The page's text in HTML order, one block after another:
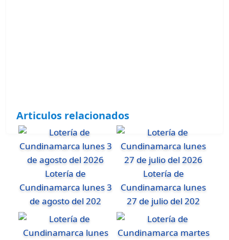
Articulos relacionados
Lotería de
Cundinamarca lunes 3
de agosto del 202
Lotería de
Cundinamarca lunes
27 de julio del 202